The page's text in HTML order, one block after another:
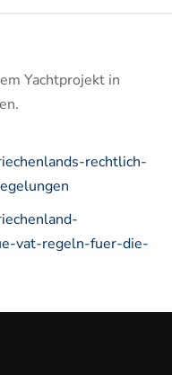
Yachtprojekt in
rechtlich-
vat-regeln-fuer-die-